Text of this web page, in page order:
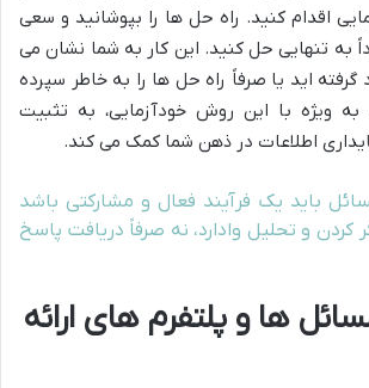
اقدام کنید. راه حل ها را بپوشانید و سعی
به تنهایی حل کنید. این کار به شما نشان می
گرفته اید یا صرفاً راه حل ها را به خاطر سپرده
به ویژه با این روش خودآزمایی، به تثبیت
اطلاعات در ذهن شما کمک می کند.
باید یک فرآیند فعال و مشارکتی باشد
کردن و تحلیل وادارد، نه صرفاً دریافت پاسخ
ها و پلتفرم های ارائه